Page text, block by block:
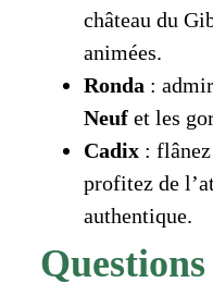
château du
animées.
Ronda :
Neufet les
Cadix: flânez
profitez de
authentique.